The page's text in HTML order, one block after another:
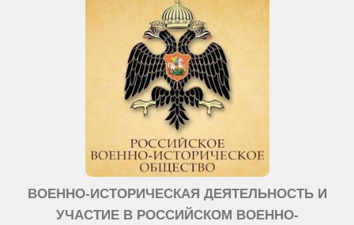
ВОЕННО-ИСТОРИЧЕСКАЯ ДЕЯТЕЛЬНОСТЬ И
УЧАСТИЕ В РОССИЙСКОМ ВОЕННО-